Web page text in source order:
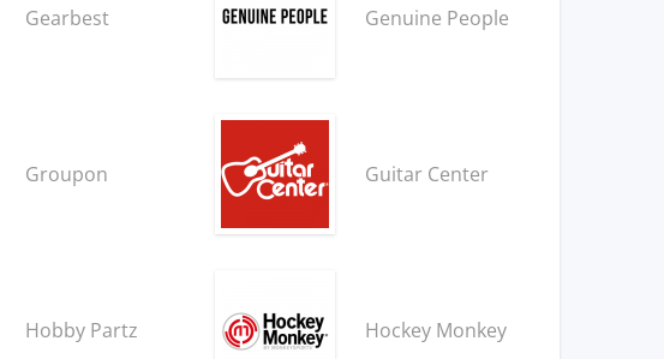
Gearbest Genuine People
Groupon Guitar Center
Hobby Partz Hockey Monkey